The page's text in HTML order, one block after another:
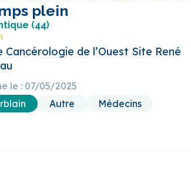
Autre Médecins
plein
(44)
de l’Ouest Site René
le : 07/05/2025